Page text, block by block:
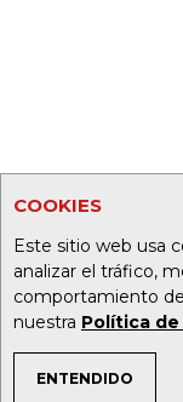
COOKIES
Este sitio web usa
analizar el tráfico,
comportamiento
nuestra Política
ENTENDIDO